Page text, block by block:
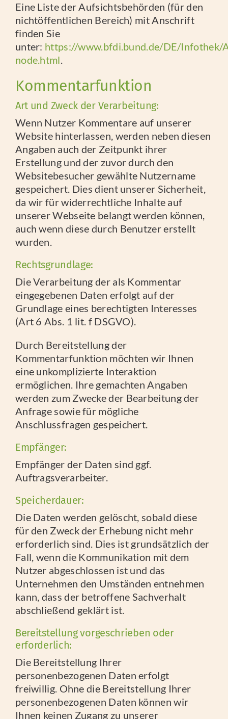
Eine Liste der Aufsichtsbehörden (für den
nichtöffentlichen Bereich) mit Anschrift
finden Sie
unter: https://www.bfdi.bund.de/DE/Infothek/
node.html.
Kommentarfunktion
Art und Zweck der Verarbeitung:
Wenn Nutzer Kommentare auf unserer
Website hinterlassen, werden neben diesen
Angaben auch der Zeitpunkt ihrer
Erstellung und der zuvor durch den
Websitebesucher gewählte Nutzername
gespeichert. Dies dient unserer Sicherheit,
da wir für widerrechtliche Inhalte auf
unserer Webseite belangt werden können,
auch wenn diese durch Benutzer erstellt
wurden.
Rechtsgrundlage:
Die Verarbeitung der als Kommentar
eingegebenen Daten erfolgt auf der
Grundlage eines berechtigten Interesses
(Art 6 Abs. 1 lit. f DSGVO).
Durch Bereitstellung der
Kommentarfunktion möchten wir Ihnen
eine unkomplizierte Interaktion
ermöglichen. Ihre gemachten Angaben
werden zum Zwecke der Bearbeitung der
Anfrage sowie für mögliche
Anschlussfragen gespeichert.
Empfänger:
Empfänger der Daten sind ggf.
Auftragsverarbeiter.
Speicherdauer:
Die Daten werden gelöscht, sobald diese
für den Zweck der Erhebung nicht mehr
erforderlich sind. Dies ist grundsätzlich der
Fall, wenn die Kommunikation mit dem
Nutzer abgeschlossen ist und das
Unternehmen den Umständen entnehmen
kann, dass der betroffene Sachverhalt
abschließend geklärt ist.
Bereitstellung vorgeschrieben oder
erforderlich:
Die Bereitstellung Ihrer
personenbezogenen Daten erfolgt
freiwillig. Ohne die Bereitstellung Ihrer
personenbezogenen Daten können wir
Ihnen keinen Zugang zu unserer